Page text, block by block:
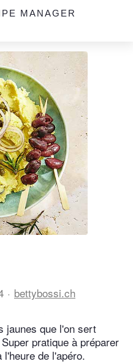
MANAGER
bettybossi.ch
jaunes que l'on sert
pratique à préparer
de l'apéro.